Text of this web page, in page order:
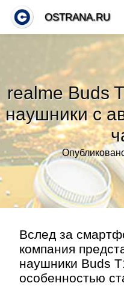
realme Buds
наушники с
Вслед за
компания
наушники Buds
особенностью
OSTRANA.RU
Тренды новостей »
Рубрики»
Правила
Контакт»